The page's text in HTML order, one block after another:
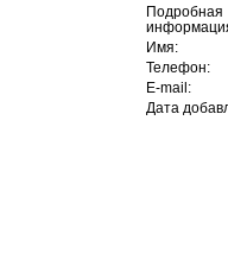
Подробная
Имя:
Телефон:
E-mail:
Дата